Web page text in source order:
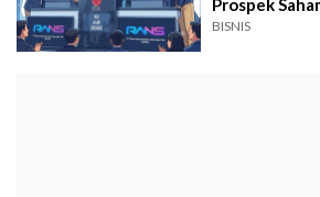
Prospek
BISNIS